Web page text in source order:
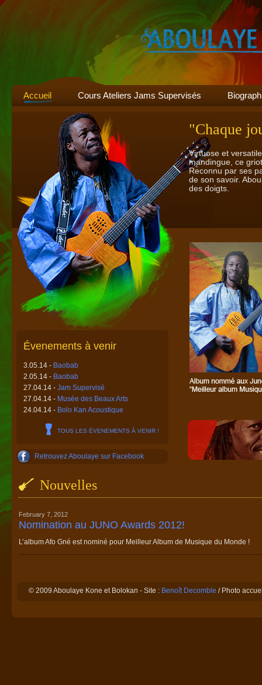
Accueil Cours Ateliers Jams Supervisés
"Chaque
Virtuose et
mandingue, ce
Reconnu par ses
de son savoir.
des doigts.
Évenements à venir
3.05.14 - Baobab
2.05.14 - Baobab
27.04.14 - Jam Supervisé
27.04.14 - Musée des Beaux Arts
24.04.14 - Bolo Kan Acoustique
TOUS LES ÉVENEMENTS À VENIR !
Retrouvez Aboulaye sur Facebook
Nouvelles
February 7, 2012
Nomination au JUNO Awards 2012!
L’albumAfo Gné est nominé pour Meilleur Album de Musique du Monde !
© 2009 Aboulaye Kone et Bolokan - Site : Benoît Decomble / Photo